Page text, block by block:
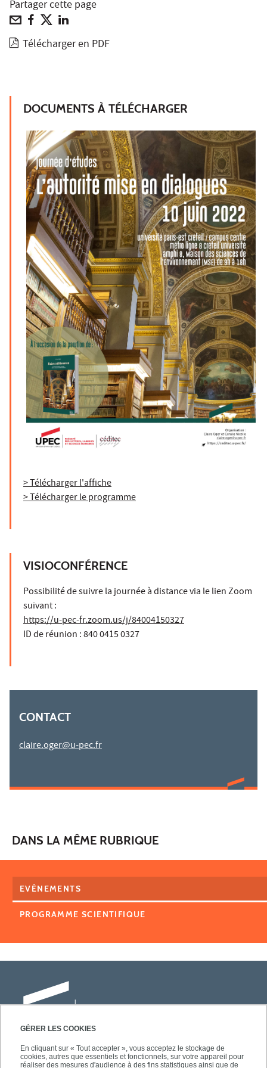
GÉRER LES COOKIES
En cliquant sur « Tout accepter », vous acceptez le stockage de
cookies, autres que essentiels et fonctionnels, sur votre appareil pour
réaliser des mesures d'audience à des fins statistiques ainsi que de
Partager cette page
Télécharger en PDF
DOCUMENTS À TÉLÉCHARGER
> Télécharger l'affiche
> Télécharger le programme
VISIOCONFÉRENCE
Possibilité de suivre la journée à distance via le lien Zoom
suivant :
https://u-pec-fr.zoom.us/j/84004150327
ID de réunion : 840 0415 0327
CONTACT
claire.oger@u-pec.fr
DANS LA MÊME RUBRIQUE
EVÈNEMENTS
PROGRAMME SCIENTIFIQUE
Université Paris-Est Créteil